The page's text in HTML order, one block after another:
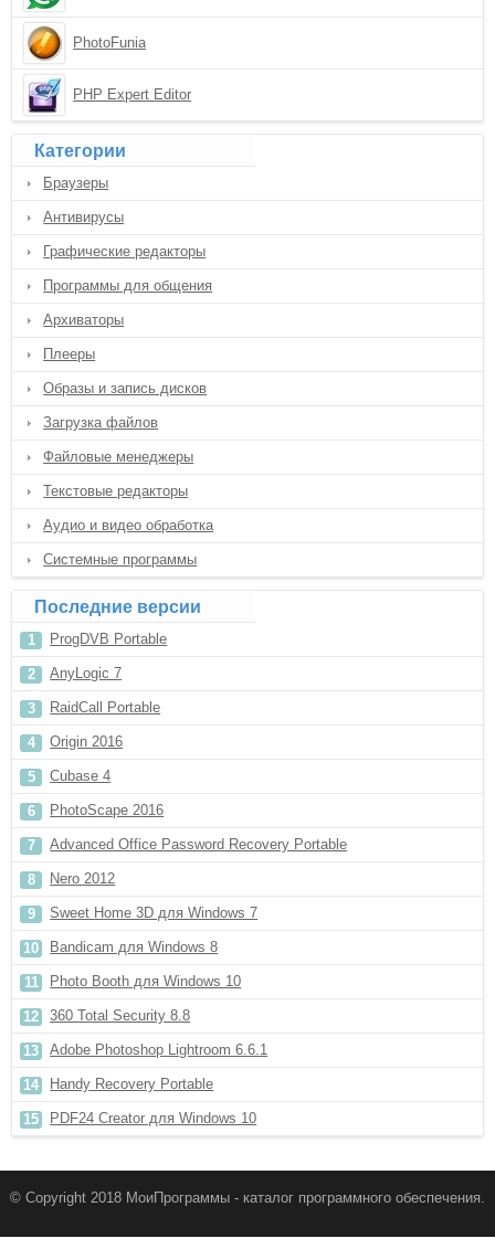
PhotoFunia
PHP Expert Editor
Категории
Браузеры
Антивирусы
Графические редакторы
Программы для общения
Архиваторы
Плееры
Образы и запись дисков
Загрузка файлов
Файловые менеджеры
Текстовые редакторы
Аудио и видео обработка
Системные программы
Последние версии
ProgDVB Portable
AnyLogic 7
RaidCall Portable
Origin 2016
Cubase 4
PhotoScape 2016
Advanced Office Password Recovery Portable
Nero 2012
Sweet Home 3D для Windows 7
Bandicam для Windows 8
Photo Booth для Windows 10
360 Total Security 8.8
Adobe Photoshop Lightroom 6.6.1
Handy Recovery Portable
PDF24 Creator для Windows 10
© Copyright 2018 МоиПрограммы - каталог программного обеспечения.